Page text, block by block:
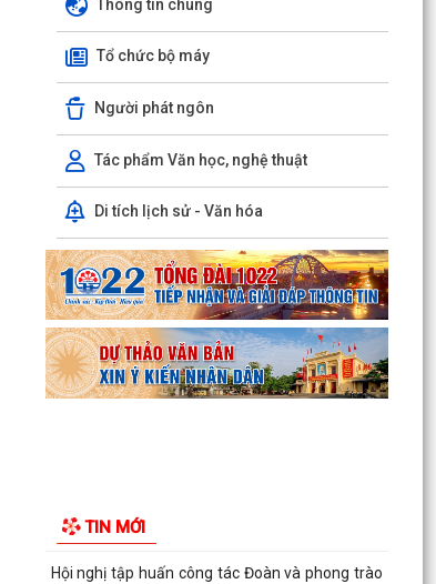
Thông tin chung
Tổ chức bộ máy
Người phát ngôn
Tác phẩm Văn học, nghệ thuật
Di tích lịch sử - Văn hóa
TIN MỚI
UBND phường triển khai công tác khám sức
khoẻ định kỳ, khám sàng lọc miễn phí cho người
Ban đại diện Hội đồng quản trị Ngân hàng Chính
sách xã hội phường Kiến An tổ chức phiên họp
giao...
TỪ NGÀY 08/8/2026: NHIỀU THỦ TỤC HÀNH
CHÍNH TRỰC TUYẾN TẠI THÀNH PHỐ HẢI
PHÒNG ĐƯỢC THU PHÍ, LỆ PHÍ...
thành phố...
Hội nghị tập huấn công tác Đoàn và phong trào